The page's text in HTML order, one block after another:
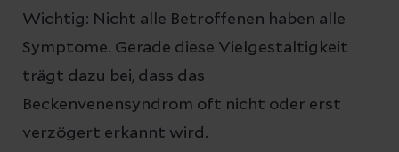
Wichtig: Nicht alle Betroffenen haben alle
Symptome. Gerade diese Vielgestaltigkeit
trägt dazu bei, dass das
Beckenvenensyndrom oft nicht oder erst
verzögert erkannt wird.